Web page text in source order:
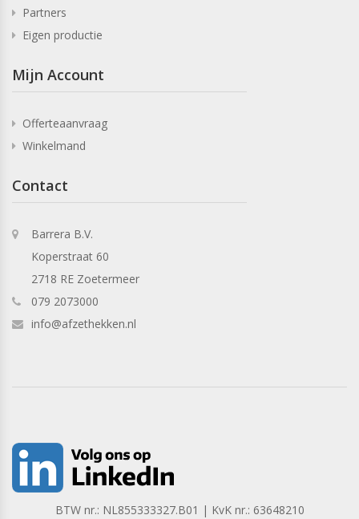
Partners
Eigen productie
Mijn Account
Offerteaanvraag
Winkelmand
Contact
Barrera B.V.
Koperstraat 60
2718 RE Zoetermeer
079 2073000
info@afzethekken.nl
BTW nr.: NL855333327.B01 | KvK nr.: 63648210